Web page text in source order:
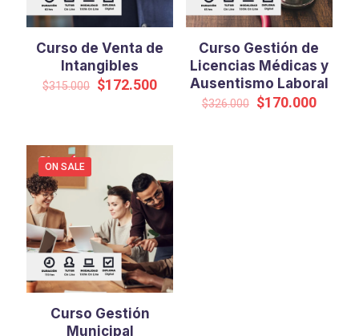
Curso de Venta de
Intangibles
$315.000 Original
$172.500Current
Curso Gestión de
Licencias Médicas y
Ausentismo Laboral
$326.000 Original
$170.000
ON SALE
Curso Gestión
Municipal